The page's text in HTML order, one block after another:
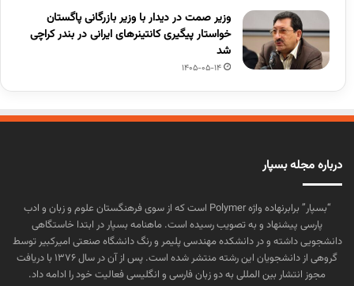
وزیر صمت در دیدار با وزیر بازرگانی پاگستان
خواستار پیگیری کانتینرهای ایرانی در بندر کراچی
شد
1405-05-14
درباره مجله بسپار
“بسپار” برابرنهاده واژه Polymer است که از سوی فرهنگستان علوم و زبان و ادب
پارسی پیشنهاد و به تصویب رسیده است. ماهنامه بسپار در ابتدا خاستگاهی
دانشجویی داشته و در دانشکده مهندسی پلیمر و رنگ دانشگاه صنعتی امیرکبیر توسط
گروهی از دانشجویان این رشته منتشر شده است. پس از آن در سال ۱۳۷۶ با دریافت
مجوز انتشار بین المللی به دو زبان فارسی و انگلیسی فعالیت خود را ادامه داد.